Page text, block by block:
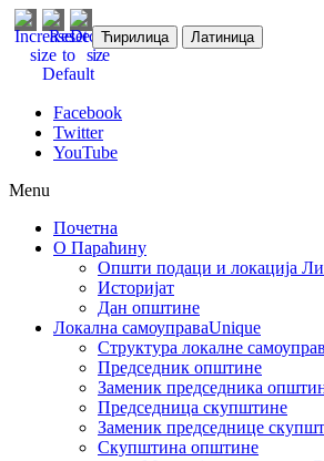
Ћирилица Латиница
Facebook
Twitter
YouTube
Menu
Почетна
О Параћину
Општи подаци и локација
Историјат
Дан општине
Локална самоуправаUnique
Структура локалне
Председник општине
Заменик председника
Председница скупштине
Заменик председнице
Скупштина општине